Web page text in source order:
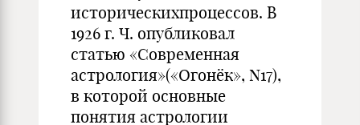
историческихпроцессов. В
1926 г. Ч. опубликовал
статью «Современная
астрология»(«Огонёк», N17),
в которой основные
понятия астрологии